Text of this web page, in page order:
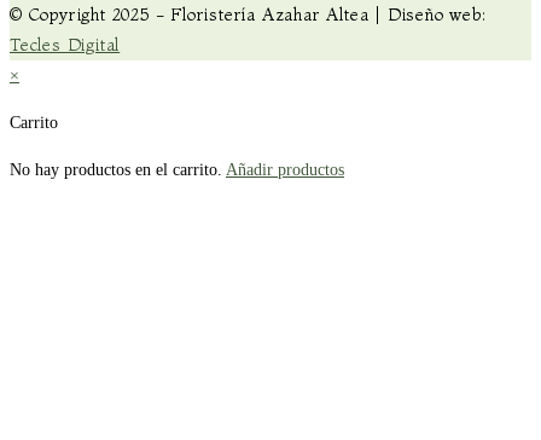
© Copyright 2025 - Floristería Azahar Altea | Diseño web:
Tecles Digital
×
Carrito
No hay productos en el carrito. Añadir productos